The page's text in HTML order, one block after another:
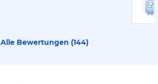
Alle Bewertungen (144)